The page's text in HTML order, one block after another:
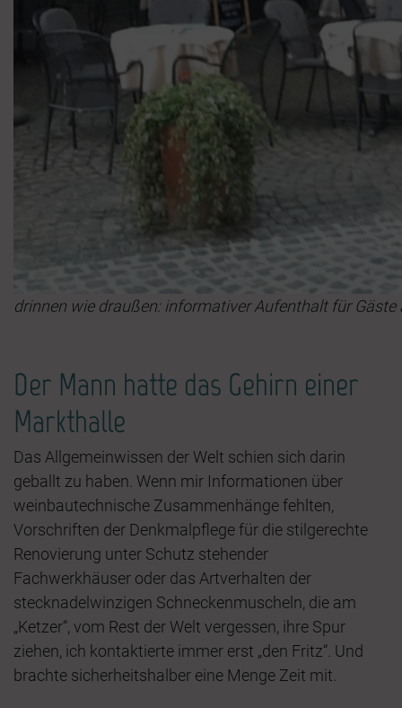
drinnen wie draußen: informativer Aufenthalt für Gäste
Der Mann hatte das Gehirn einer
Markthalle
Das Allgemeinwissen der Welt schien sich darin
geballt zu haben. Wenn mir Informationen über
weinbautechnische Zusammenhänge fehlten,
Vorschriften der Denkmalpflege für die stilgerechte
Renovierung unter Schutz stehender
Fachwerkhäuser oder das Artverhalten der
stecknadelwinzigen Schneckenmuscheln, die am
„Ketzer“, vom Rest der Welt vergessen, ihre Spur
ziehen, ich kontaktierte immer erst „den Fritz“. Und
brachte sicherheitshalber eine Menge Zeit mit.